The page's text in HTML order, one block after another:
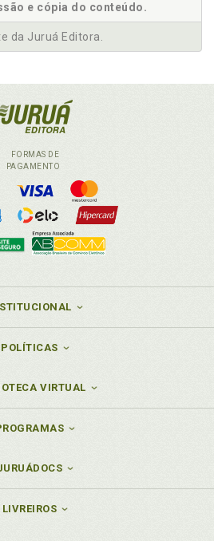
e cópia do conteúdo.
da Juruá Editora.
FORMAS DE
PAGAMENTO
POLÍTICAS
VIRTUAL
LIVREIROS